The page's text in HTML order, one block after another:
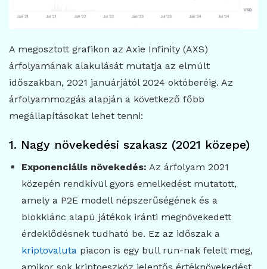
A megosztott grafikon az Axie Infinity (AXS)
árfolyamának alakulását mutatja az elmúlt
időszakban, 2021 januárjától 2024 októberéig. Az
árfolyammozgás alapján a következő főbb
megállapításokat lehet tenni:
1. Nagy növekedési szakasz (2021 közepe)
Exponenciális növekedés: Az árfolyam 2021
közepén rendkívül gyors emelkedést mutatott,
amely a P2E modell népszerűségének és a
blokklánc alapú játékok iránti megnövekedett
érdeklődésnek tudható be. Ez az időszak a
kriptovalutapiacon is egy bull run-nak felelt meg,